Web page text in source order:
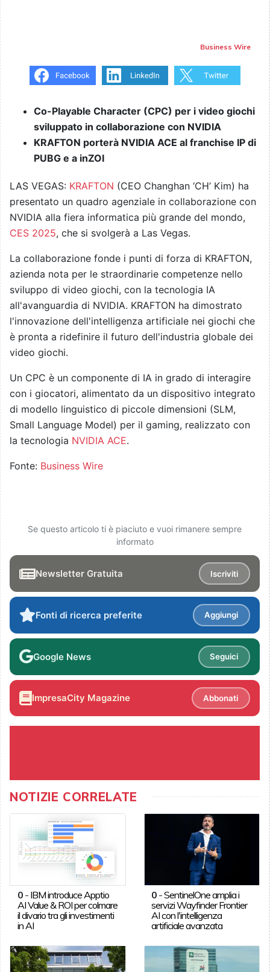
Business Wire
Co-Playable Character (CPC) per i video giochi
sviluppato in collaborazione con NVIDIA
KRAFTON porterà NVIDIA ACE al franchise IP di
PUBG e a inZOI
LAS VEGAS: KRAFTON (CEO Changhan ‘CH’ Kim) ha
presentato un quadro agenziale in collaborazione con
NVIDIA alla fiera informatica più grande del mondo,
CES 2025, che si svolgerà a Las Vegas.
La collaborazione fonde i punti di forza di KRAFTON,
azienda nota per le straordinarie competenze nello
sviluppo di video giochi, con la tecnologia IA
all'avanguardia di NVIDIA. KRAFTON ha dimostrato
l'innovazione dell'intelligenza artificiale nei giochi che
è pronta a ridefinire il futuro dell'industria globale dei
video giochi.
Un CPC è un componente di IA in grado di interagire
con i giocatori, alimentato da un dispositivo integrato
di modello linguistico di piccole dimensioni (SLM,
Small Language Model) per il gaming, realizzato con
la tecnologia NVIDIA ACE.
Fonte: Business Wire
Se questo articolo ti è piaciuto e vuoi rimanere sempre
informato
Newsletter Gratuita Iscriviti
Fonti di ricerca preferite Aggiungi
Google News Seguici
ImpresaCity Magazine Abbonati
NOTIZIE CORRELATE
0- IBM introduce Apptio
AI Value & ROI per colmare
il divario tra gli investimenti
in AI
0 -SentinelOne amplia i
servizi Wayfinder Frontier
AI con l'intelligenza
artificiale avanzata